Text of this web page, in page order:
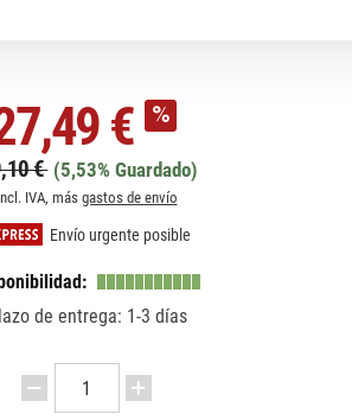
€
€ (5,53% Guardado)
IVA, más gastos de envío
Envío urgente posible
de entrega: 1-3 días